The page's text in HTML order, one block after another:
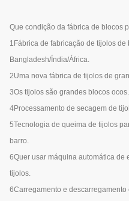
Que condição da fábrica de blocos
1Fábrica de fabricação de tijolos
Bangladesh/Índia/África.
2Uma nova fábrica de tijolos de
3Os tijolos são grandes blocos ocos.
4Processamento de secagem de
5Tecnologia de queima de tijolos
barro.
6Quer usar máquina automática
tijolos.
6Carregamento e